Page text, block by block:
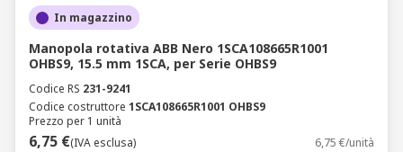
In magazzino
Manopola rotativa ABB Nero 1SCA108665R1001
OHBS9, 15.5 mm 1SCA, per Serie OHBS9
Codice RS 231-9241
Codice costruttore 1SCA108665R1001 OHBS9
Prezzo per 1 unità
6,75 €(IVA esclusa) 6,75 €/unità